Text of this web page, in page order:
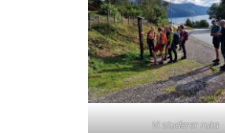
Vi studerer ruta